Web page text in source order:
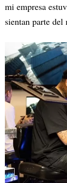
mi empresa
sientan parte del